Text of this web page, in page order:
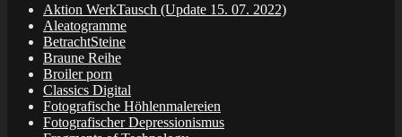
Aktion WerkTausch (Update 15. 07. 2022)
Aleatogramme
BetrachtSteine
Braune Reihe
Broiler porn
Classics Digital
Fotografische Höhlenmalereien
Fotografischer Depressionismus